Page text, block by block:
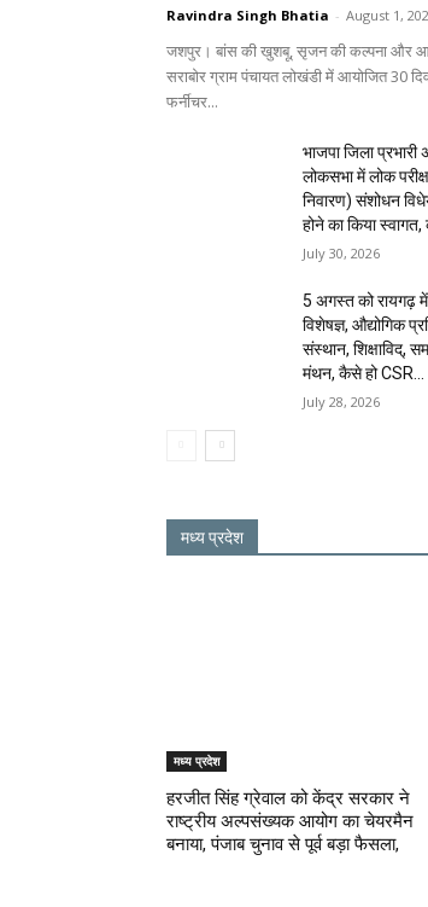
Ravindra Singh Bhatia - August 1,
जशपुर। बांस की खुशबू, सृजन की कल्पना और
सराबोर ग्राम पंचायत लोखंडी में आयोजित 30
फर्नीचर...
भाजपा जिला प्रभारी
लोकसभा में लोक
निवारण) संशोधन
होने का किया
July 30, 2026
5 अगस्त को रायगढ़
विशेषज्ञ, औद्योगिक
संस्थान, शिक्षाविद्,
मंथन, कैसे हो CSR...
July 28, 2026
मध्य प्रदेश
मध्य प्रदेश
हरजीत सिंह ग्रेवाल को केंद्र सरकार ने
राष्ट्रीय अल्पसंख्यक आयोग का चेयरमैन
बनाया, पंजाब चुनाव से पूर्व बड़ा फैसला,